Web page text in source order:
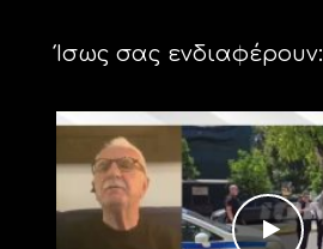
Ίσως σας ενδιαφέρουν: